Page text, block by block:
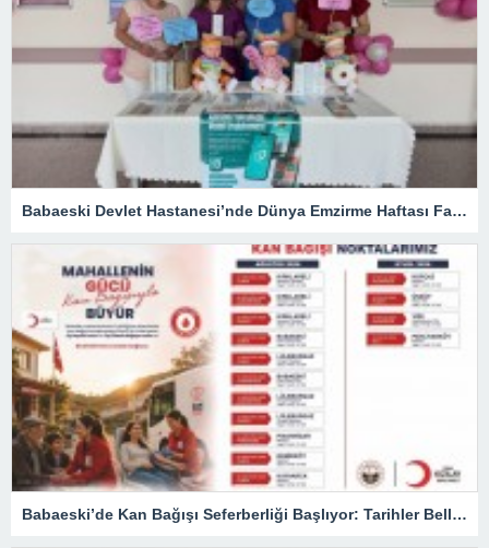
Babaeski Devlet Hastanesi’nde Dünya Emzirme Haftası Farkındalığı
Babaeski’de Kan Bağışı Seferberliği Başlıyor: Tarihler Belli Oldu